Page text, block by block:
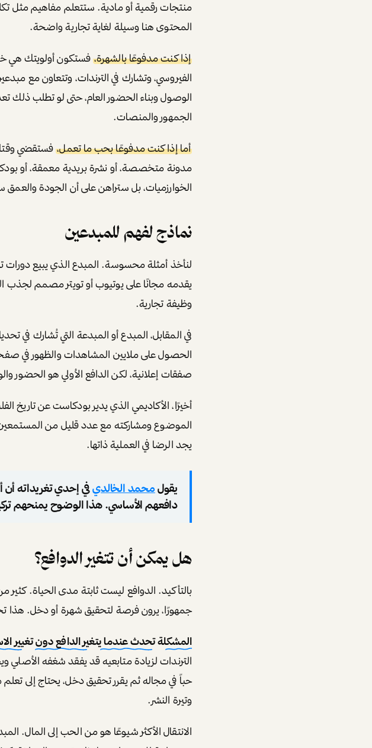
المحتوى هنا وسيلة لغاية تجارية واضحة.
إذا كنت مدفوعًا بالشهرة،فستكون أولويتك هي
الفيروسي، وتشارك في الترندات، وتتعاون مع
الوصول وبناء الحضور العام، حتى لو تطلب ذلك
الجمهور والمنصات.
أما إذا كنت مدفوعًا بحب ما تعمل،فستقضي
مدونة متخصصة، أو نشرة بريدية معمقة، أو
الخوارزميات، بل ستراهن على أن الجودة
نماذج لفهم للمبدعين
لنأخذ أمثلة محسوسة. المبدع الذي يبيع دورات
يقدمه مجانًا على يوتيوب أو تويتر مصمم لجذب
وظيفة تجارية.
في المقابل، المبدع أو المبدعة التي تُشارك في
صفقات إعلانية، لكن الدافع الأولي هو الحضور
أخيرًا، الأكاديمي الذي يدير بودكاست عن تاريخ
الموضوع ومشاركته مع عدد قليل من المستمعين
يجد الرضا في العملية ذاتها.
يقول محمد الخالديفي إحدي تغريداته
دافعهم الأساسي. هذا الوضوح يمنحهم
هل يمكن أن تتغير الدوافع؟
بالتأكيد. الدوافع ليست ثابتة مدى الحياة.
جمهورًا، يرون فرصة لتحقيق شهرة أو دخل. هذا
المشكلة تحدث عندما يتغير الدافع دون تغيير
الترندات لزيادة متابعيه قد يفقد شغفه
حباً في مجاله ثم يقرر تحقيق دخل، يحتاج إلى
وتيرة النشر.
الانتقال الأكثر شيوعًا هو من الحب إلى المال.